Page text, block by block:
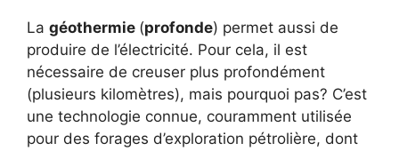
La géothermie (profonde) permet aussi de
produire de l’électricité. Pour cela, il est
nécessaire de creuser plus profondément
(plusieurs kilomètres), mais pourquoi pas? C’est
une technologie connue, couramment utilisée
pour des forages d’exploration pétrolière, dont